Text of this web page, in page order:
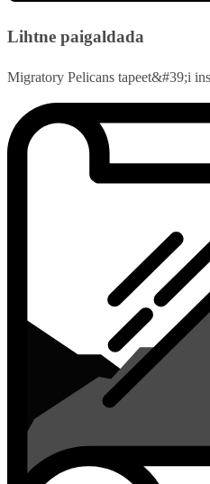
Lihtne paigaldada
Migratory Pelicans tapeet&#39;i